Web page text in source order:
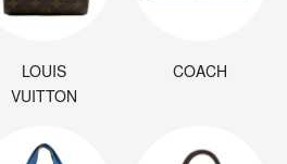
LOUIS
VUITTON
COACH